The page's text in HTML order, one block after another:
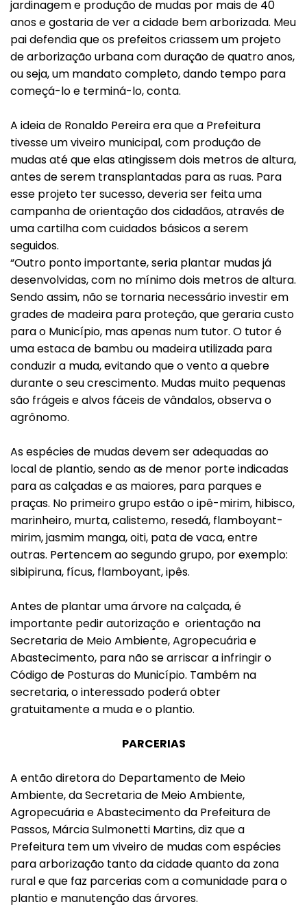
jardinagem e produção de mudas por mais de 40
anos e gostaria de ver a cidade bem arborizada. Meu
pai defendia que os prefeitos criassem um projeto
de arborização urbana com duração de quatro anos,
ou seja, um mandato completo, dando tempo para
começá-lo e terminá-lo, conta.
A ideia de Ronaldo Pereira era que a Prefeitura
tivesse um viveiro municipal, com produção de
mudas até que elas atingissem dois metros de altura,
antes de serem transplantadas para as ruas. Para
esse projeto ter sucesso, deveria ser feita uma
campanha de orientação dos cidadãos, através de
uma cartilha com cuidados básicos a serem
seguidos.
“Outro ponto importante, seria plantar mudas já
desenvolvidas, com no mínimo dois metros de altura.
Sendo assim, não se tornaria necessário investir em
grades de madeira para proteção, que geraria custo
para o Município, mas apenas num tutor. O tutor é
uma estaca de bambu ou madeira utilizada para
conduzir a muda, evitando que o vento a quebre
durante o seu crescimento. Mudas muito pequenas
são frágeis e alvos fáceis de vândalos, observa o
agrônomo.
As espécies de mudas devem ser adequadas ao
local de plantio, sendo as de menor porte indicadas
para as calçadas e as maiores, para parques e
praças. No primeiro grupo estão o ipê-mirim, hibisco,
marinheiro, murta, calistemo, resedá, flamboyant-
mirim, jasmim manga, oiti, pata de vaca, entre
outras. Pertencem ao segundo grupo, por exemplo:
sibipiruna, fícus, flamboyant, ipês.
Antes de plantar uma árvore na calçada, é
importante pedir autorização e orientação na
Secretaria de Meio Ambiente, Agropecuária e
Abastecimento, para não se arriscar a infringir o
Código de Posturas do Município. Também na
secretaria, o interessado poderá obter
gratuitamente a muda e o plantio.
PARCERIAS
A então diretora do Departamento de Meio
Ambiente, da Secretaria de Meio Ambiente,
Agropecuária e Abastecimento da Prefeitura de
Passos, Márcia Sulmonetti Martins, diz que a
Prefeitura tem um viveiro de mudas com espécies
para arborização tanto da cidade quanto da zona
rural e que faz parcerias com a comunidade para o
plantio e manutenção das árvores.